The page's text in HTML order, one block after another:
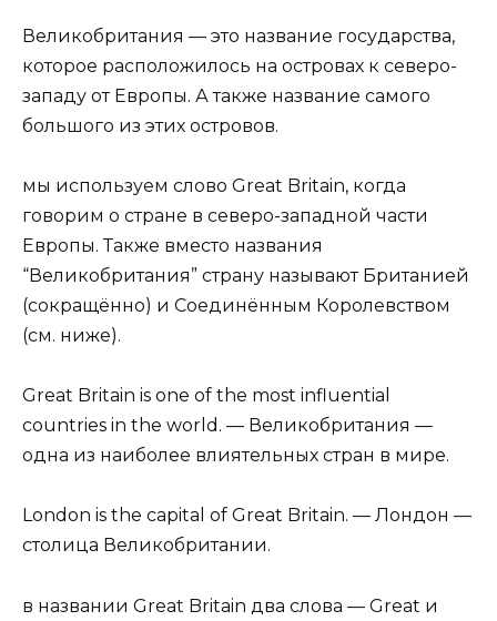
Великобритания — это название государства,
которое расположилось на островах к северо-
западу от Европы. А также название самого
большого из этих островов.
мы используем слово Great Britain, когда
говорим о стране в северо-западной части
Европы. Также вместо названия
“Великобритания” страну называют Британией
(сокращённо) и Соединённым Королевством
(см. ниже).
Great Britain is one of the most influential
countries in the world. — Великобритания —
одна из наиболее влиятельных стран в мире.
London is the capital of Great Britain. — Лондон —
столица Великобритании.
в названии Great Britain два слова — Great и